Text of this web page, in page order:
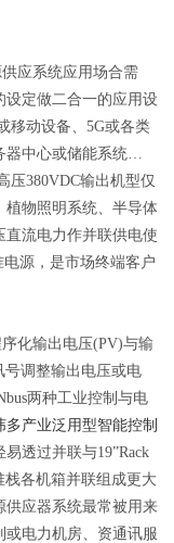
应系统应用场合需
设定做二合一的应用设
移动设备、5G或各类
器中心或储能系统…
压380VDC输出机型仅
植物照明系统、半导体
流电力作并联供电使
电源，是市场终端客户
化输出电压(PV)与输
号调整输出电压或电
两种工业控制与电
多产业泛用型智能控制
透过并联与19”Rack
各机箱并联组成更大
供应器系统最常被用来
电力机房、资通讯服